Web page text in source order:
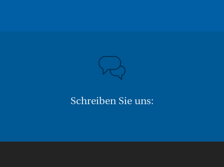
Schreiben Sie uns: